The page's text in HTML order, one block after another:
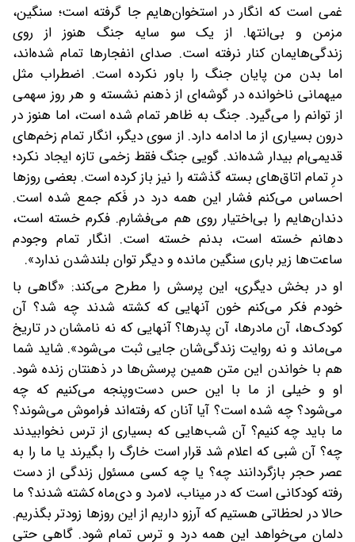
غمی است که انگار در استخوان‌هایم جا گرفته است؛ سنگین،
مزمن و بی‌انتها. از یک سو سایه جنگ هنوز از روی
زندگی‌هایمان کنار نرفته است. صدای انفجارها تمام شده‌اند،
اما بدن من پایان جنگ را باور نکرده است. اضطراب مثل
میهمانی ناخوانده در گوشه‌ای از ذهنم نشسته و هر روز سهمی
از توانم را می‌گیرد. جنگ به ظاهر تمام شده است، اما هنوز در
درون بسیاری از ما ادامه دارد. از سوی دیگر، انگار تمام زخم‌های
قدیمی‌ام بیدار شده‌اند. گویی جنگ فقط زخمی تازه ایجاد نکرد؛
درِ تمام اتاق‌های بسته گذشته را نیز باز کرده است. بعضی روزها
احساس می‌کنم فشار این همه درد در فَکم جمع شده است.
دندان‌هایم را بی‌اختیار روی هم می‌فشارم. فکرم خسته است،
دهانم خسته است، بدنم خسته است. انگار تمام وجودم
ساعت‌ها زیر باری سنگین مانده و دیگر توان بلندشدن ندارد».
او در بخش دیگری،‌ این پرسش را مطرح می‌کند: «گاهی با
خودم فکر می‌کنم خون آنهایی که کشته شدند چه شد؟ آن
کودک‌ها، آن مادرها، آن پدرها؟ آنهایی که نه نامشان در تاریخ
می‌ماند و نه روایت زندگی‌شان جایی ثبت می‌شود». شاید شما
هم با خواندن این متن همین پرسش‌ها در ذهنتان زنده شود‌.
او و خیلی از ما با این حس دست‌وپنجه می‌کنیم که چه
می‌شود؟ چه شده است؟ آیا آنان که رفته‌اند فراموش می‌شوند؟
ما باید چه کنیم؟ آن شب‌هایی که بسیاری از ترس نخوابیدند
چه؟ آن شبی که اعلام شد قرار است خارگ را بگیرند یا ما را به
عصر حجر بازگردانند چه‌؟ یا چه کسی مسئول زندگی از دست
رفته کودکانی است که در میناب، لامرد و دی‌ماه کشته شدند‌؟ ما
حالا در لحظاتی هستیم که آرزو داریم از این روزها زودتر بگذریم.
دلمان می‌خواهد این همه درد و ترس تمام شود‌. گاهی حتی